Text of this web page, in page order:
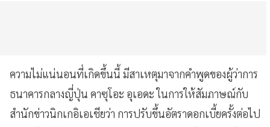
ความไม่แน่นอนที่เกิดขึ้นนี้ มีสาเหตุมาจากคำพูดของผู้ว่าการ
ธนาคารกลางญี่ปุ่น คาซุโอะ อุเอดะ ในการให้สัมภาษณ์กับ
สำนักข่าวนิกเกอิเอเชียว่า การปรับขึ้นอัตราดอกเบี้ยครั้งต่อไป